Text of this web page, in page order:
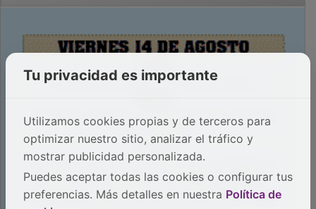
Tu privacidad es importante
Utilizamos cookies propias y de terceros para
optimizar nuestro sitio, analizar el tráfico y
mostrar publicidad personalizada.
Puedes aceptar todas las cookies o configurar tus
preferencias. Más detalles en nuestra Política de